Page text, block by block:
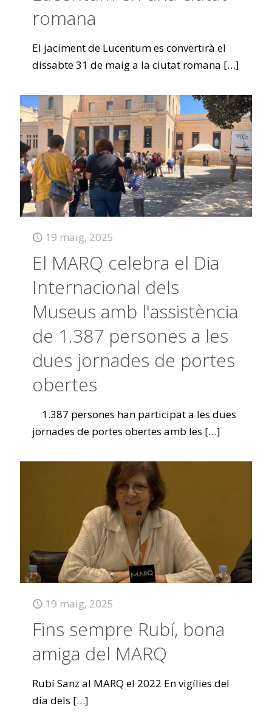
romana
El jaciment de Lucentum es convertirà el
dissabte 31 de maig a la ciutat romana […]
19 maig, 2025
El MARQ celebra el Dia
Internacional dels
Museus amb l'assistència
de 1.387 persones a les
dues jornades de portes
obertes
1.387 persones han participat a les dues
jornades de portes obertes amb les […]
19 maig, 2025
Fins sempre Rubí, bona
amiga del MARQ
Rubí Sanz al MARQ el 2022 En vigílies del
dia dels […]